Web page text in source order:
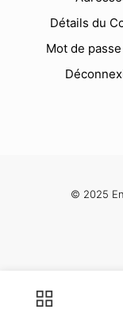
Détails du
Mot de
© 2025